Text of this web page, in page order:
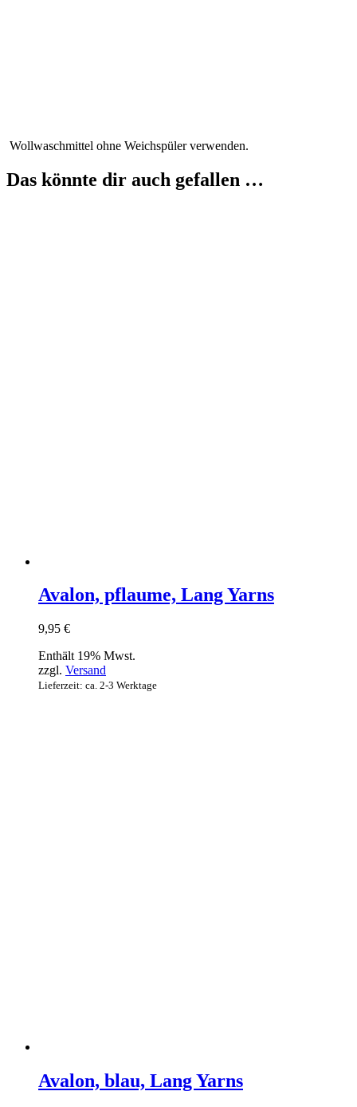
Wollwaschmittel ohne Weichspüler verwenden.
Das könnte dir auch gefallen …
Avalon, pflaume, Lang Yarns
9,95 €
Enthält 19% Mwst.
zzgl. Versand
Lieferzeit: ca. 2-3 Werktage
Avalon, blau, Lang Yarns